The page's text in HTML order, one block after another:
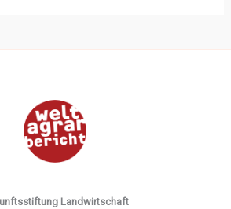
Landwirtschaft